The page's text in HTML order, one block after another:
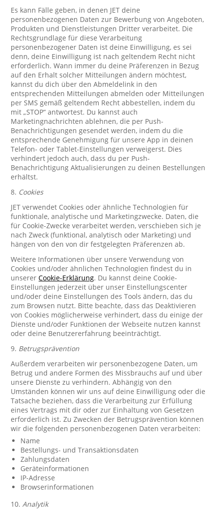
Es kann Fälle geben, in denen JET deine
personenbezogenen Daten zur Bewerbung von Angeboten,
Produkten und Dienstleistungen Dritter verarbeitet. Die
Rechtsgrundlage für diese Verarbeitung
personenbezogener Daten ist deine Einwilligung, es sei
denn, deine Einwilligung ist nach geltendem Recht nicht
erforderlich. Wann immer du deine Präferenzen in Bezug
auf den Erhalt solcher Mitteilungen ändern möchtest,
kannst du dich über den Abmeldelink in den
entsprechenden Mitteilungen abmelden oder Mitteilungen
per SMS gemäß geltendem Recht abbestellen, indem du
mit „STOP“ antwortest. Du kannst auch
Marketingnachrichten ablehnen, die per Push-
Benachrichtigungen gesendet werden, indem du die
entsprechende Genehmigung für unsere App in deinen
Telefon- oder Tablet-Einstellungen verweigerst. Dies
verhindert jedoch auch, dass du per Push-
Benachrichtigung Aktualisierungen zu deinen Bestellungen
erhältst.
8. Cookies
JET verwendet Cookies oder ähnliche Technologien für
funktionale, analytische und Marketingzwecke. Daten, die
für Cookie-Zwecke verarbeitet werden, verschieben sich je
nach Zweck (funktional, analytisch oder Marketing) und
hängen von den von dir festgelegten Präferenzen ab.
Weitere Informationen über unsere Verwendung von
Cookies und/oder ähnlichen Technologien findest du in
unsererCookie-Erklärung. Du kannst deine Cookie-
Einstellungen jederzeit über unser Einstellungscenter
und/oder deine Einstellungen des Tools ändern, das du
zum Browsen nutzt. Bitte beachte, dass das Deaktivieren
von Cookies möglicherweise verhindert, dass du einige der
Dienste und/oder Funktionen der Webseite nutzen kannst
oder deine Benutzererfahrung beeinträchtigt.
9. Betrugsprävention
Außerdem verarbeiten wir personenbezogene Daten, um
Betrug und andere Formen des Missbrauchs auf und über
unsere Dienste zu verhindern. Abhängig von den
Umständen können wir uns auf deine Einwilligung oder die
Tatsache beziehen, dass die Verarbeitung zur Erfüllung
eines Vertrags mit dir oder zur Einhaltung von Gesetzen
erforderlich ist. Zu Zwecken der Betrugsprävention können
wir die folgenden personenbezogenen Daten verarbeiten:
Name
Bestellungs- und Transaktionsdaten
Zahlungsdaten
Geräteinformationen
IP-Adresse
Browserinformationen
10.Analytik